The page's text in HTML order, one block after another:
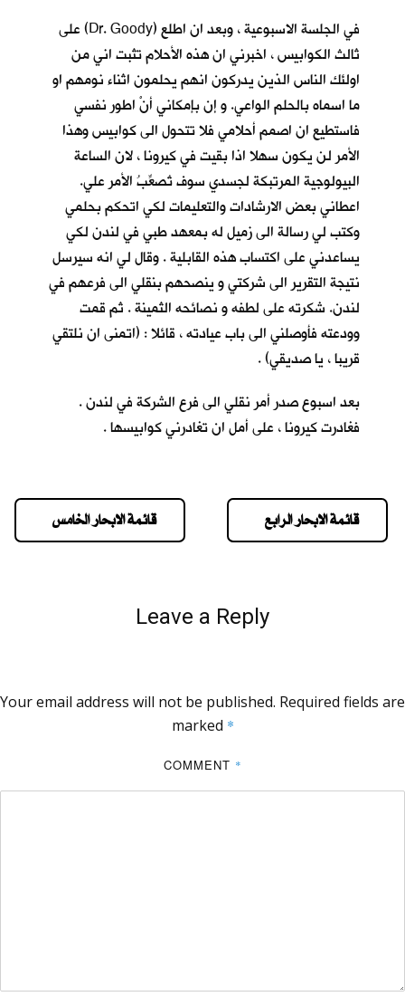
في الجلسة الاسبوعية ، وبعد ان اطلع (Dr. Goody) على
ثالث الكوابيس ، اخبرني ان هذه الأحلام تثبت اني من
اولئك الناس الذين يدركون انهم يحلمون اثناء نومهم او
ما اسماه بالحلم الواعي. و إن بإمكاني أنْ اطور نفسي
فاستطيع ان اصمم أحلامي فلا تتحول الى كوابيس وهذا
الأمر لن يكون سهلا اذا بقيت في كيرونا ، لان الساعة
البيولوجية المرتبكة لجسدي سوف تُصعِّبُ الأمر علي.
اعطاني بعض الارشادات والتعليمات لكي اتحكم بحلمي
وكتب لي رسالة الى زميل له بمعهد طبي في لندن لكي
يساعدني على اكتساب هذه القابلية . وقال لي انه سيرسل
نتيجة التقرير الى شركتي و ينصحهم بنقلي الى فرعهم في
لندن. شكرته على لطفه و نصائحه الثمينة . ثم قمت
وودعته فأوصلني الى باب عيادته ، قائلا : (اتمنى ان نلتقي
قريبا ، يا صديقي) .
بعد اسبوع صدر أمر نقلي الى فرع الشركة في لندن .
فغادرت كيرونا ، على أمل ان تغادرني كوابيسها .
قائمة الابحار الخامس قائمة الابحار الرابع
Leave a Reply
Your email address will not be published. Required fields are
marked *
COMMENT *